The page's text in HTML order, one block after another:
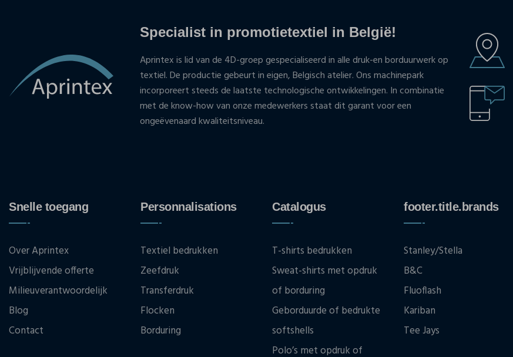
Specialist in promotietextiel in België!
Aprintex is lid van de 4D-groep gespecialiseerd in alle druk-en borduurwerk op
textiel. De productie gebeurt in eigen, Belgisch atelier. Ons machinepark
incorporeert steeds de laatste technologische ontwikkelingen. In combinatie
met de know-how van onze medewerkers staat dit garant voor een
ongeëvenaard kwaliteitsniveau.
Snelle toegang
Over Aprintex
Vrijblijvende offerte
Milieuverantwoordelijk
Blog
Contact
Personnalisations
Textiel bedrukken
Zeefdruk
Transferdruk
Flocken
Borduring
Catalogus
T-shirts bedrukken
Sweat-shirts met opdruk
of borduring
Geborduurde of bedrukte
softshells
Polo’s met opdruk of
footer.title.brands
Stanley/Stella
B&C
Fluoflash
Kariban
Tee Jays